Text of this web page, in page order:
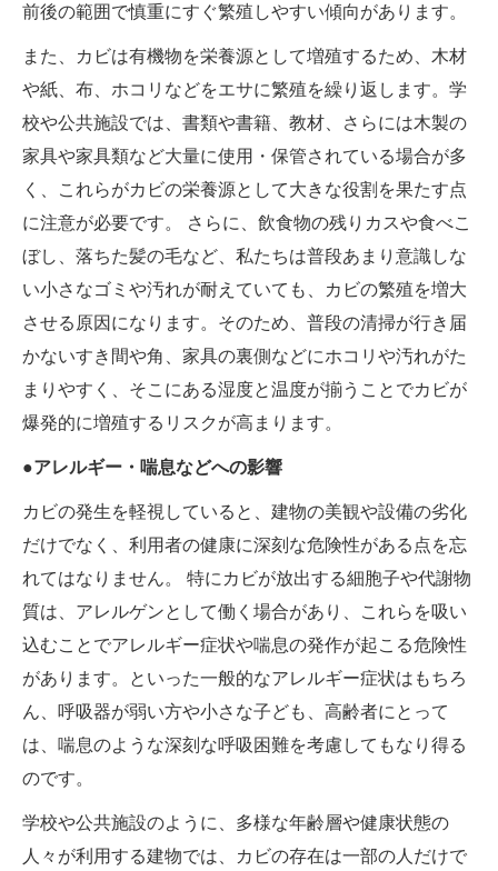
前後の範囲で慎重にすぐ繁殖しやすい傾向があります。
また、カビは有機物を栄養源として増殖するため、木材
や紙、布、ホコリなどをエサに繁殖を繰り返します。学
校や公共施設では、書類や書籍、教材、さらには木製の
家具や家具類など大量に使用・保管されている場合が多
く、これらがカビの栄養源として大きな役割を果たす点
に注意が必要です。 さらに、飲食物の残りカスや食べこ
ぼし、落ちた髪の毛など、私たちは普段あまり意識しな
い小さなゴミや汚れが耐えていても、カビの繁殖を増大
させる原因になります。そのため、普段の清掃が行き届
かないすき間や角、家具の裏側などにホコリや汚れがた
まりやすく、そこにある湿度と温度が揃うことでカビが
爆発的に増殖するリスクが高まります。
●アレルギー・喘息などへの影響
カビの発生を軽視していると、建物の美観や設備の劣化
だけでなく、利用者の健康に深刻な危険性がある点を忘
れてはなりません。 特にカビが放出する細胞子や代謝物
質は、アレルゲンとして働く場合があり、これらを吸い
込むことでアレルギー症状や喘息の発作が起こる危険性
があります。といった一般的なアレルギー症状はもちろ
ん、呼吸器が弱い方や小さな子ども、高齢者にとって
は、喘息のような深刻な呼吸困難を考慮してもなり得る
のです。
学校や公共施設のように、多様な年齢層や健康状態の
人々が利用する建物では、カビの存在は一部の人だけで